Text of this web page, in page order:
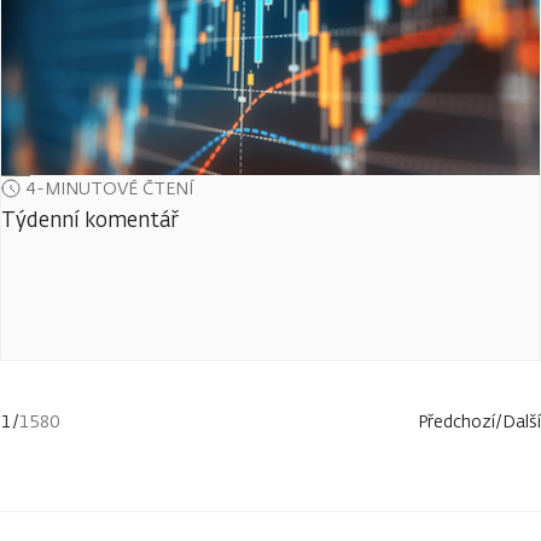
4-MINUTOVÉ ČTENÍ
Týdenní komentář
1/1580 Předchozí/Další